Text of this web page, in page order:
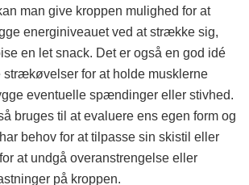
man give kroppen mulighed for at
energiniveauet ved at strække sig,
en let snack. Det er også en god idé
strækøvelser for at holde musklerne
eventuelle spændinger eller stivhed.
bruges til at evaluere ens egen form og
behov for at tilpasse sin skistil eller
at undgå overanstrengelse eller
på kroppen.